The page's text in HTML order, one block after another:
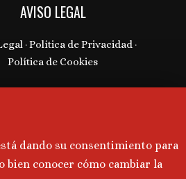
AVISO LEGAL
·Política de Privacidad ·
Política de Cookies
dando su consentimiento para
bien conocer cómo cambiar la